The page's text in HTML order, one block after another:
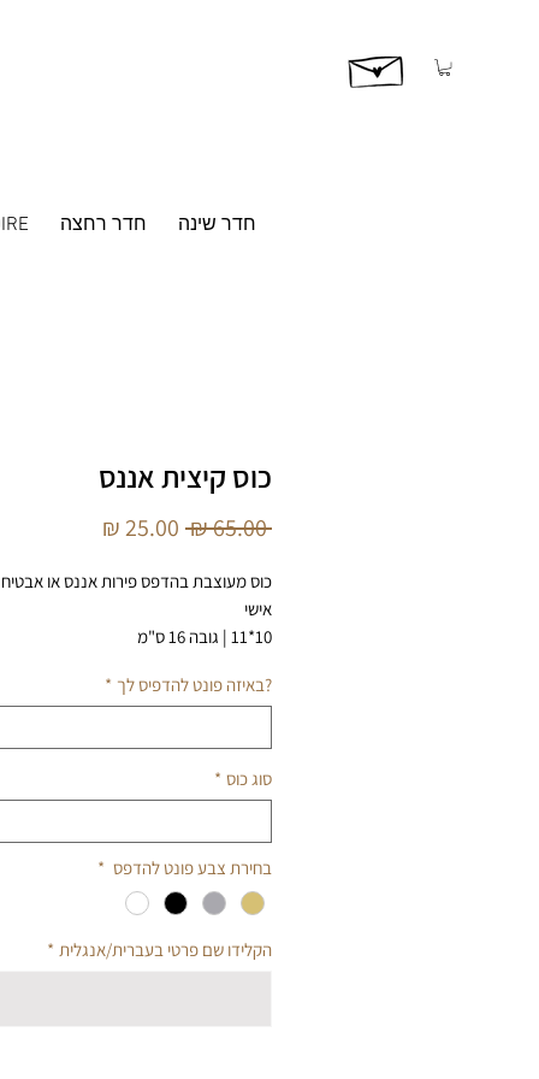
חדר שינה חדר רחצה
כוס קיצית אננס
‏65.00 ‏₪
מחיר
כוס מעוצבת בהדפס פירות אננס או
אישי
10*11 | גובה 16 ס"מ
הוראות הזמנה ורכישה:
* שם פרטי להדפסת מדבקת הויניל לך
* בחרו את סוג הפונט/גופן להדפסת השם
?באיזה פונט להדפיס לך *
סוג כוס *
בחירת צבע פונט להדפס *
הקלידו שם פרטי בעברית/אנגלית *